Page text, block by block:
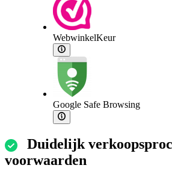
WebwinkelKeur
Google Safe Browsing
Duidelijk
voorwaarden